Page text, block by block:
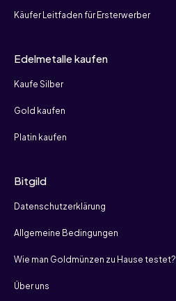
Käufer Leitfaden für Ersterwerber
Edelmetalle kaufen
Kaufe Silber
Gold kaufen
Platin kaufen
Bitgild
Datenschutzerklärung
Allgemeine Bedingungen
Wie man Goldmünzen zu Hause testet?
Über uns